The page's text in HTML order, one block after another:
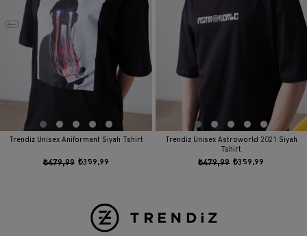
Trendiz Unisex Aniformant Siyah Tshirt
₺359,99
₺479,99
Trendiz Unisex Astroworld 2021 Siyah
Tshirt
₺359,99
₺479,99